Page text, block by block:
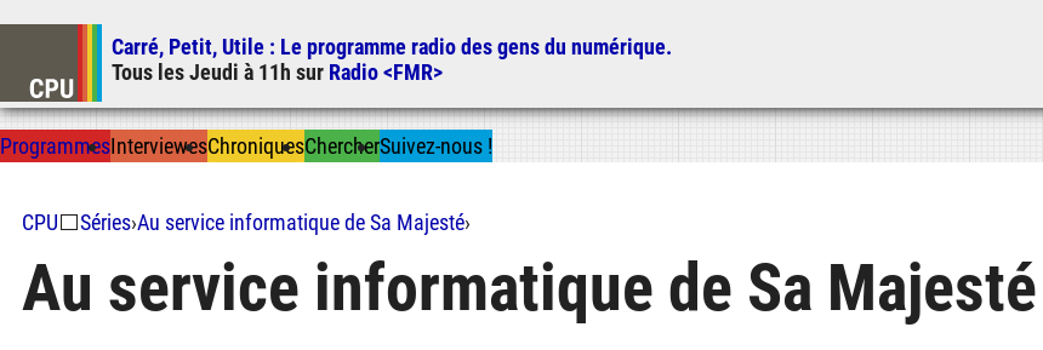
Carré, Petit, Utile : Le programme radio des gens du numérique.
Tous lesJeudi à 11h sur Radio <FMR>
ProgrammesInterviewesChroniquesChercherSuivez-nous !
CPU⬜Séries›Au service informatique de Sa Majesté›
Au service informatique de Sa Majesté